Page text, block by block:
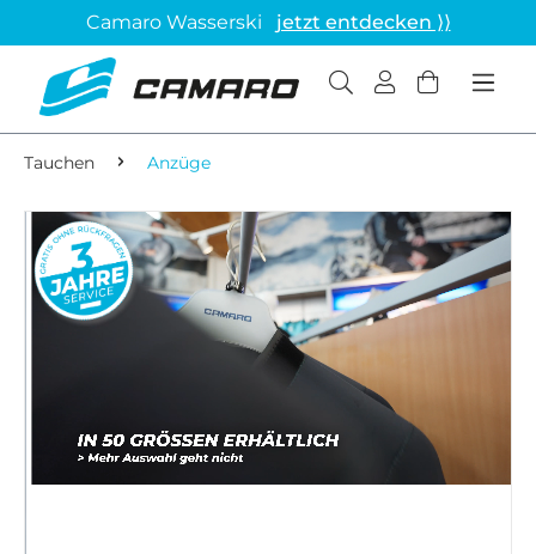
Camaro Wasserski jetzt entdecken ⟩⟩
Tauchen Anzüge